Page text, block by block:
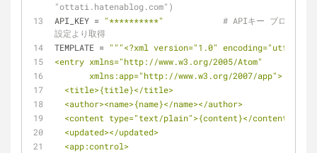
"ottati.hatenablog.com")
API_KEY = "**********"
# APIキー ブログ管理
設定より取得
TEMPLATE = """<?xml version="1.0" encoding="utf-8"?>
<entry xmlns="http://www.w3.org/2005/Atom"
       xmlns:app="http://www.w3.org/2007/app">
  <title>{title}</title>
  <author><name>{name}</name></author>
  <content type="text/plain">{content}</content>
  <updated></updated>
  <app:control>